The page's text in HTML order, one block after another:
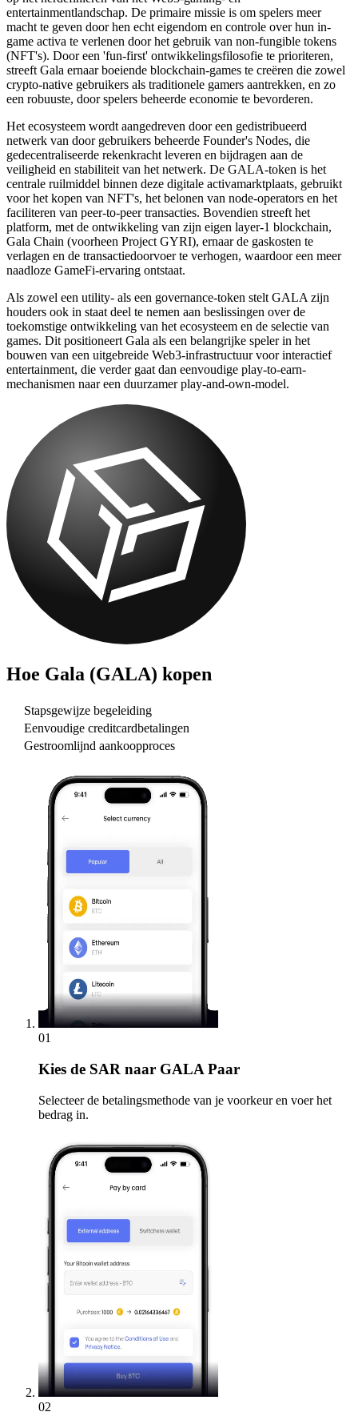
entertainmentlandschap. De primaire missie is om spelers meer
macht te geven door hen echt eigendom en controle over hun in-
game activa te verlenen door het gebruik van non-fungible tokens
(NFT's). Door een 'fun-first' ontwikkelingsfilosofie te prioriteren,
streeft Gala ernaar boeiende blockchain-games te creëren die zowel
crypto-native gebruikers als traditionele gamers aantrekken, en zo
een robuuste, door spelers beheerde economie te bevorderen.
Het ecosysteem wordt aangedreven door een gedistribueerd
netwerk van door gebruikers beheerde Founder's Nodes, die
gedecentraliseerde rekenkracht leveren en bijdragen aan de
veiligheid en stabiliteit van het netwerk. De GALA-token is het
centrale ruilmiddel binnen deze digitale activamarktplaats, gebruikt
voor het kopen van NFT's, het belonen van node-operators en het
faciliteren van peer-to-peer transacties. Bovendien streeft het
platform, met de ontwikkeling van zijn eigen layer-1 blockchain,
Gala Chain (voorheen Project GYRI), ernaar de gaskosten te
verlagen en de transactiedoorvoer te verhogen, waardoor een meer
naadloze GameFi-ervaring ontstaat.
Als zowel een utility- als een governance-token stelt GALA zijn
houders ook in staat deel te nemen aan beslissingen over de
toekomstige ontwikkeling van het ecosysteem en de selectie van
games. Dit positioneert Gala als een belangrijke speler in het
bouwen van een uitgebreide Web3-infrastructuur voor interactief
entertainment, die verder gaat dan eenvoudige play-to-earn-
mechanismen naar een duurzamer play-and-own-model.
Hoe Gala (GALA) kopen
Stapsgewijze begeleiding
Eenvoudige creditcardbetalingen
Gestroomlijnd aankoopproces
01
Kies de SAR naar GALA Paar
Selecteer de betalingsmethode van je voorkeur en voer het
bedrag in.
02